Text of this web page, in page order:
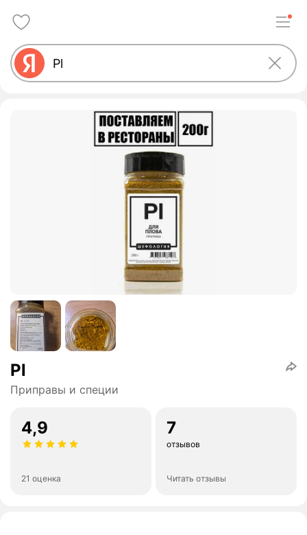
Pl
Приправы и специи
4,9
21 оценка
7
отзывов
Читать отзывы